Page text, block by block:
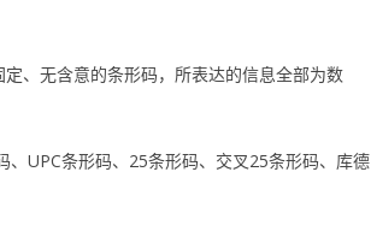
、无含意的条形码，所表达的信息全部为数
UPC条形码、25条形码、交叉25条形码、库德